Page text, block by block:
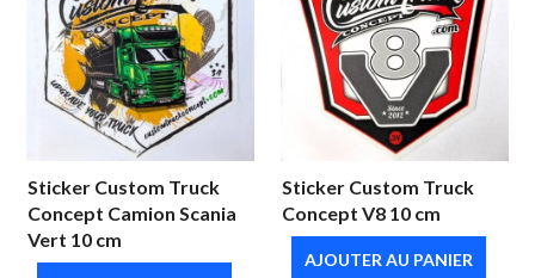
Sticker Custom Truck
Concept Camion Scania
Vert 10 cm
Sticker Custom Truck
Concept V8 10 cm
AJOUTER AU PANIER